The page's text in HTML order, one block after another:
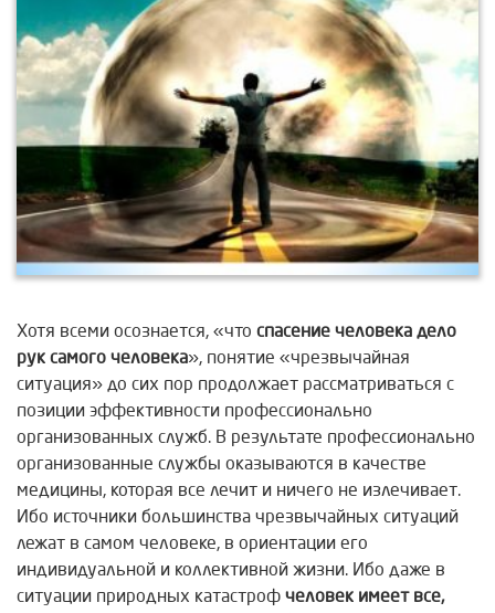
Хотя всеми осознается, «что спасение человека дело
рук самого человека», понятие «чрезвычайная
ситуация» до сих пор продолжает рассматриваться с
позиции эффективности профессионально
организованных служб. В результате профессионально
организованные службы оказываются в качестве
медицины, которая все лечит и ничего не излечивает.
Ибо источники большинства чрезвычайных ситуаций
лежат в самом человеке, в ориентации его
индивидуальной и коллективной жизни. Ибо даже в
ситуации природных катастроф человек имеет все,